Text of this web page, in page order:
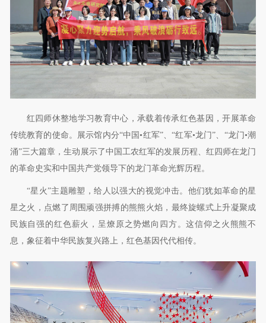
红四师休整地学习教育中心，承载着传承红色基因，开展革命
传统教育的使命。展示馆内分“中国•红军”、“红军•龙门”、“龙门•潮
涌”三大篇章，生动展示了中国工农红军的发展历程、红四师在龙门
的革命史实和中国共产党领导下的龙门革命光辉历程。
“星火”主题雕塑，给人以强大的视觉冲击。他们犹如革命的星
星之火，点燃了周围顽强拼搏的熊熊火焰，最终旋螺式上升凝聚成
民族自强的红色薪火，呈燎原之势燃向四方。这信仰之火熊熊不
息，象征着中华民族复兴路上，红色基因代代相传。